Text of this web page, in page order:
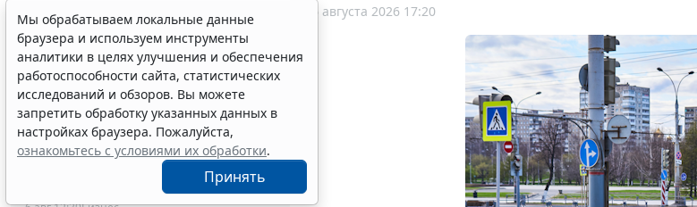
на работу инвалидов надо сдать до 12
октября
6 авг 13:20Труд
Адвокатские палаты вправе применять
УСН при соблюдении условий и
ограничений
6 авг 12:58Налоги и бухучет
Контракты по однородным товарам
можно заключать с одним и тем же
6 августа 2026 17:20
Мы обрабатываем локальные данные
браузера и используем инструменты
аналитики в целях улучшения и обеспечения
работоспособности сайта, статистических
исследований и обзоров. Вы можете
запретить обработку указанных данных в
настройках браузера. Пожалуйста,
ознакомьтесь с условиями их обработки.
Принять